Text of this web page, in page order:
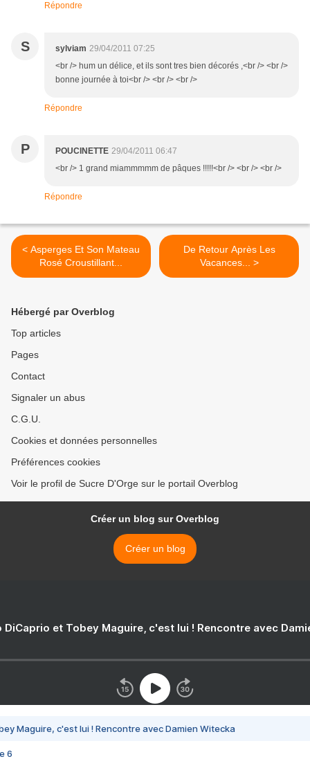
Répondre
S sylviam 29/04/2011 07:25
<br /> hum un délice, et ils sont tres bien décorés ,<br /> <br />
bonne journée à toi<br /> <br /> <br />
Répondre
P POUCINETTE 29/04/2011 06:47
<br /> 1 grand miammmmm de pâques !!!!!<br /> <br /> <br />
Répondre
< Asperges Et Son Mateau
Rosé Croustillant...
De Retour Après Les
Vacances... >
Hébergé par Overblog
Top articles
Pages
Contact
Signaler un abus
C.G.U.
Cookies et données personnelles
Préférences cookies
Voir le profil de Sucre D'Orge sur le portail Overblog
Créer un blog sur Overblog
Créer un blog
DiCaprio et Tobey Maguire, c'est lui ! Rencontre avec
Maguire, c'est lui ! Rencontre avec Damien Witecka
6